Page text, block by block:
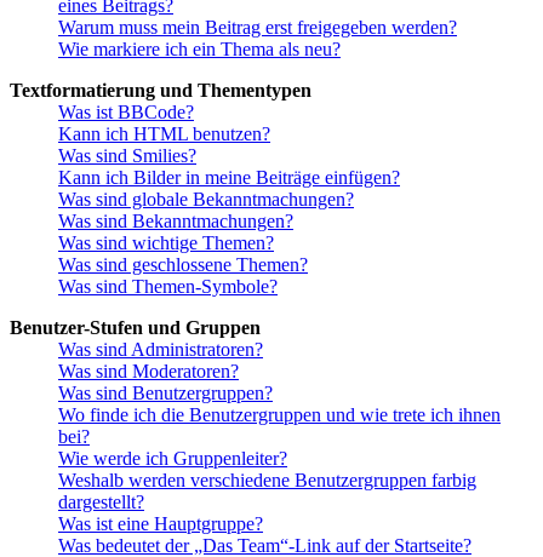
eines Beitrags?
Warum muss mein Beitrag erst freigegeben werden?
Wie markiere ich ein Thema als neu?
Textformatierung und Thementypen
Was ist BBCode?
Kann ich HTML benutzen?
Was sind Smilies?
Kann ich Bilder in meine Beiträge einfügen?
Was sind globale Bekanntmachungen?
Was sind Bekanntmachungen?
Was sind wichtige Themen?
Was sind geschlossene Themen?
Was sind Themen-Symbole?
Benutzer-Stufen und Gruppen
Was sind Administratoren?
Was sind Moderatoren?
Was sind Benutzergruppen?
Wo finde ich die Benutzergruppen und wie trete ich ihnen
bei?
Wie werde ich Gruppenleiter?
Weshalb werden verschiedene Benutzergruppen farbig
dargestellt?
Was ist eine Hauptgruppe?
Was bedeutet der „Das Team“-Link auf der Startseite?